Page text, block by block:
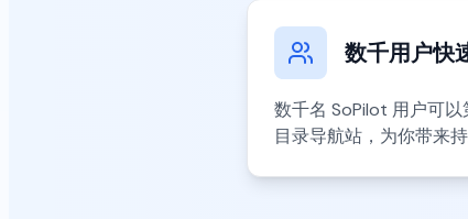
数千用户快
数千名 SoPilot 用户可
目录导航站，为你带来